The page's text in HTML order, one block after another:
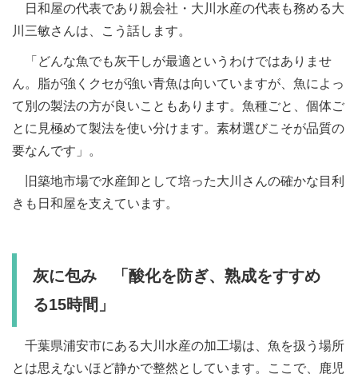
日和屋の代表であり親会社・大川水産の代表も務める大
川三敏さんは、こう話します。
「どんな魚でも灰干しが最適というわけではありませ
ん。脂が強くクセが強い青魚は向いていますが、魚によっ
て別の製法の方が良いこともあります。魚種ごと、個体ご
とに見極めて製法を使い分けます。素材選びこそが品質の
要なんです」。
旧築地市場で水産卸として培った大川さんの確かな目利
きも日和屋を支えています。
灰に包み 「酸化を防ぎ、熟成をすすめ
る15時間」
千葉県浦安市にある大川水産の加工場は、魚を扱う場所
とは思えないほど静かで整然としています。ここで、鹿児